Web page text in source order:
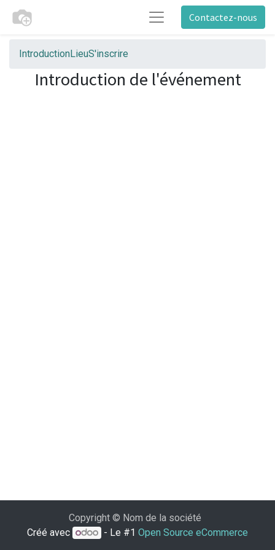
Contactez-nous
IntroductionLieuS'inscrire
Introduction de l'événement
Copyright © Nom de la société
Créé avec
- Le #1 Open Source eCommerce